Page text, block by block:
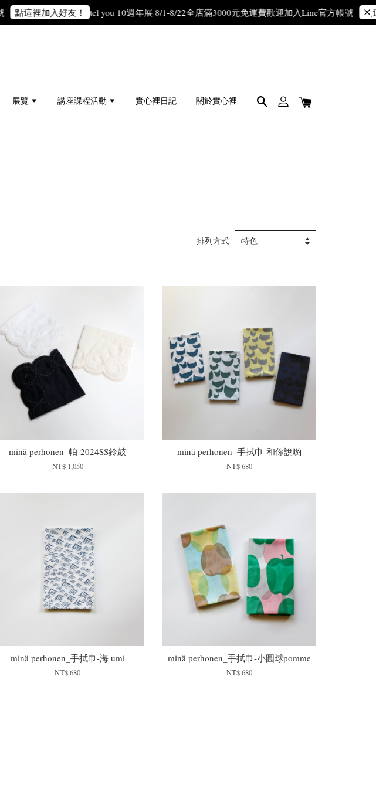
點這裡加入好友！ tel you 10週年展 8/1-8/22全店滿3000元免運費歡迎加入Line官方帳號 點這
展覽 講座課程活動 實心裡日記 關於實心裡
排列方式
minä perhonen_帕-2024SS鈴鼓
NT$ 1,050
minä perhonen_手拭巾-和你說喲
NT$ 680
minä perhonen_手拭巾-海 umi
NT$ 680
minä perhonen_手拭巾-小圓球pomme
NT$ 680